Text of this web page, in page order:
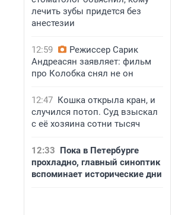
лечить зубы придется без
анестезии
12:59
Режиссер Сарик
Андреасян заявляет: фильм
про Колобка снял не он
12:47 Кошка открыла кран, и
случился потоп. Суд взыскал
с её хозяина сотни тысяч
12:33 Пока в Петербурге
прохладно, главный синоптик
вспоминает исторические дни